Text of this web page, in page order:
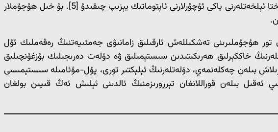
ئىزلىرىنى ۋە پىسخىكىلىق ئالاھىدىلىكلىرىنى چوڭقۇر ئانالىز قىلىپ، شۇ ئادەم ئۈچۈن ئەڭ ئاسان ئالدىنىدىغان ساختا ئېلخەتلەرنى ياكى ئۇچۇرلارنى ئاپتوماتىك يېزىپ چىقىدۇ [5]. بۇ خىل ھۇجۇملار
تور ھۇجۇملىرىنى تەشكىللەش ئارقىلىق زامانىۋى جەمئىيەتنىڭ رەقەملىك ئۇل
خاككېرلىق ھەرىكىتىدىن سىستېمىلىق ۋە دۆلەت دەرىجىلىك بۇزغۇنچىلىق
بىلەن چەكلەنمەي، دۆلەتلەرنىڭ ئېلېكتىر تورى، پۇل-مۇئامىلە سىستېمىسى
بىلەن قوراللانغان تېررورىزمنىڭ ئالدىنى ئېلىش ئەڭ قىيىن بولغان